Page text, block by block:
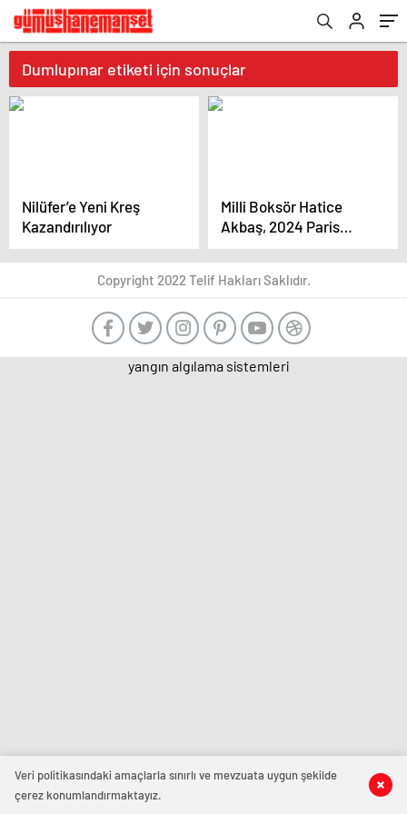
Dumlupınar etiketi için sonuçlar
Nilüfer’e Yeni Kreş
Kazandırılıyor
Milli Boksör Hatice
Akbaş, 2024 Paris
Olimpiyatları İçin
Çalışıyor
Copyright 2022 Telif Hakları Saklıdır.
Veri politikasındaki amaçlarla sınırlı ve mevzuata uygun şekilde
çerez konumlandırmaktayız.
yangın algılama sistemleri